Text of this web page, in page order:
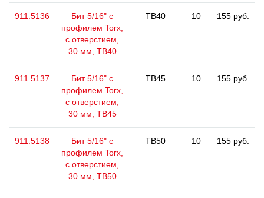
911.5136
Бит 5/16" с
профилем Torx,
с отверстием,
30 мм, ТВ40
TB40 10 155 руб.
911.5137
Бит 5/16" с
профилем Torx,
с отверстием,
30 мм, ТВ45
TB45 10 155 руб.
911.5138
Бит 5/16" с
профилем Torx,
с отверстием,
30 мм, ТВ50
TB50 10 155 руб.